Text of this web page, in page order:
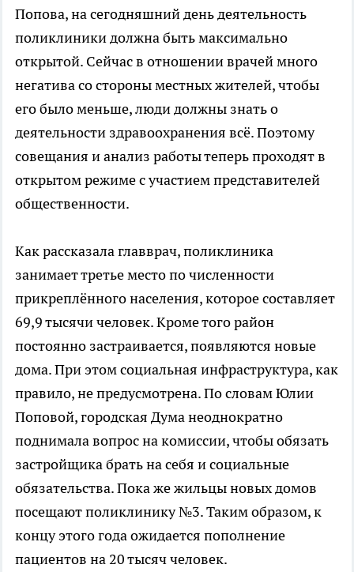
Попова, на сегодняшний день деятельность
поликлиники должна быть максимально
открытой. Сейчас в отношении врачей много
негатива со стороны местных жителей, чтобы
его было меньше, люди должны знать о
деятельности здравоохранения всё. Поэтому
совещания и анализ работы теперь проходят в
открытом режиме с участием представителей
общественности.
Как рассказала главврач, поликлиника
занимает третье место по численности
прикреплённого населения, которое составляет
69,9 тысячи человек. Кроме того район
постоянно застраивается, появляются новые
дома. При этом социальная инфраструктура, как
правило, не предусмотрена. По словам Юлии
Поповой, городская Дума неоднократно
поднимала вопрос на комиссии, чтобы обязать
застройщика брать на себя и социальные
обязательства. Пока же жильцы новых домов
посещают поликлинику №3. Таким образом, к
концу этого года ожидается пополнение
пациентов на 20 тысяч человек.